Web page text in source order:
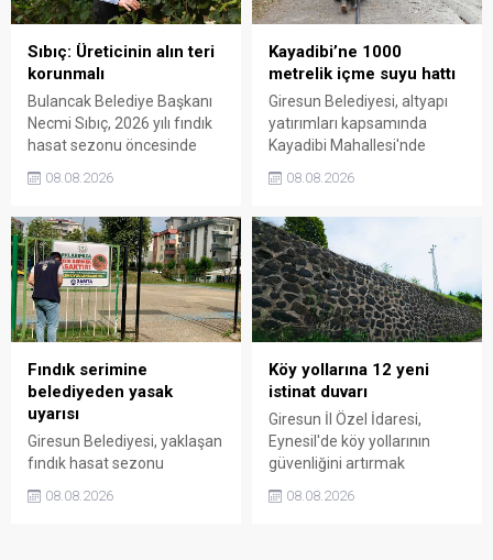
Sıbıç: Üreticinin alın teri
korunmalı
Bulancak Belediye Başkanı
Necmi Sıbıç, 2026 yılı fındık
hasat sezonu öncesinde
Sıbıç, fındığın gerçek
ve üreticinin emeğinin
karşılığını almasının büyük
önem taşıdığını söyledi.
08.08.2026
Kayadibi’ne 1000
metrelik içme suyu hattı
Giresun Belediyesi, altyapı
yatırımları kapsamında
Kayadibi Mahallesi'nde
suyu hattı çalışmasını
içme suyu altyapısının
güçlendirilmesi ve
vatandaşlara daha kaliteli
hizmet sunulması
hedefleniyor.
08.08.2026
Fındık serimine
belediyeden yasak
uyarısı
Giresun Belediyesi, yaklaşan
fındık hasat sezonu
alanlarda fındık serimini
08.08.2026
Köy yollarına 12 yeni
istinat duvarı
Giresun İl Özel İdaresi,
Eynesil'de köy yollarının
güvenliğini artırmak
çalışmalar kapsamında 12
08.08.2026